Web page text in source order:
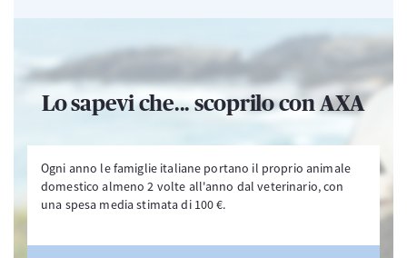
Lo sapevi che... scoprilo con AXA
Ogni anno le famiglie italiane portano il proprio animale
domestico almeno 2 volte all'anno dal veterinario, con
una spesa media stimata di 100 €.